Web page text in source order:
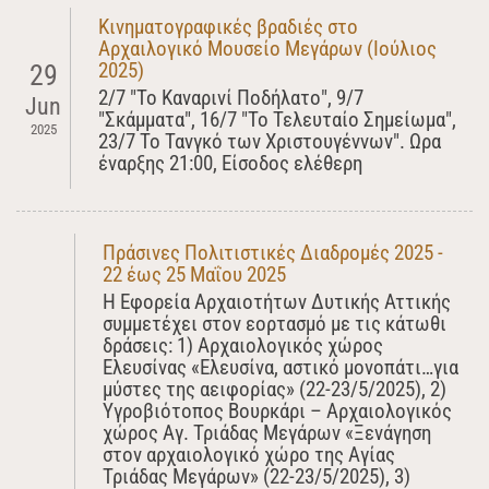
29
Jun
2025
Κινηματογραφικές βραδιές στο
Αρχαιλογικό Μουσείο Μεγάρων (Ιούλιος
2025)
2/7 "Το Καναρινί Ποδήλατο", 9/7
"Σκάμματα", 16/7 "Το Τελευταίο Σημείωμα",
23/7 Το Τανγκό των Χριστουγέννων". Ωρα
έναρξης 21:00, Είσοδος ελέθερη
Πράσινες Πολιτιστικές Διαδρομές 2025 -
22 έως 25 Μαΐου 2025
Η Εφορεία Αρχαιοτήτων Δυτικής Αττικής
συμμετέχει στον εορτασμό με τις κάτωθι
δράσεις: 1) Αρχαιολογικός χώρος
Ελευσίνας «Ελευσίνα, αστικό μονοπάτι…για
μύστες της αειφορίας» (22-23/5/2025), 2)
Υγροβιότοπος Βουρκάρι – Αρχαιολογικός
χώρος Αγ. Τριάδας Μεγάρων «Ξενάγηση
στον αρχαιολογικό χώρο της Αγίας
Τριάδας Μεγάρων» (22-23/5/2025), 3)